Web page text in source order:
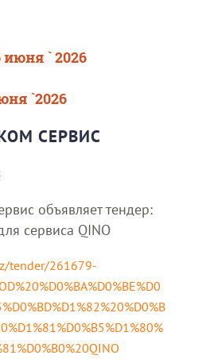
июня ` 2026
`2026
СЕРВИС
объявляет тендер:
сервиса QINO
tender/261679-